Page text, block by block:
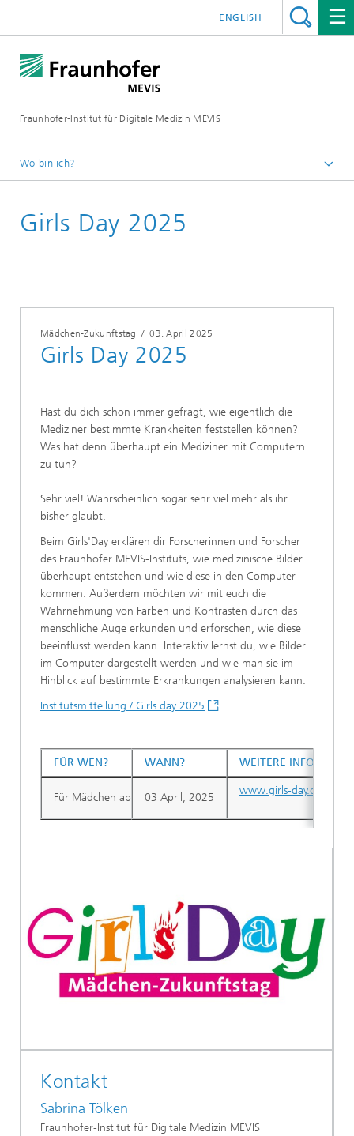
Fraunhofer-Institut für Digitale Medizin MEVIS
ENGLISH
Wo bin ich?
Konferenzen & Events
Girls Day 2025
Mädchen-Zukunftstag /03. April 2025
Girls Day 2025
Hast du dich schon immer gefragt, wie eigentlich die
Mediziner bestimmte Krankheiten feststellen können?
Was hat denn überhaupt ein Mediziner mit Computern
zu tun?
Sehr viel! Wahrscheinlich sogar sehr viel mehr als ihr
bisher glaubt.
Beim Girls'Day erklären dir Forscherinnen und Forscher
des Fraunhofer MEVIS-Instituts, wie medizinische Bilder
überhaupt entstehen und wie diese in den Computer
kommen. Außerdem möchten wir mit euch die
Wahrnehmung von Farben und Kontrasten durch das
menschliche Auge erkunden und erforschen, wie diese
beeinflusst werden kann. Interaktiv lernst du, wie Bilder
im Computer dargestellt werden und wie man sie im
Hinblick auf bestimmte Erkrankungen analysieren kann.
Institutsmitteilung / Girls day 2025
WANN? WEITERE
03 April, 2025
www.girls-day.de
FÜR WEN?
Für Mädchen ab der 7. Klasse
Kontakt
Sabrina Tölken
Fraunhofer-Institut für Digitale Medizin MEVIS